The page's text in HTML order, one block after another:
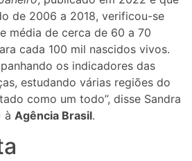
de 2006 a 2018, verificou-se
média de cerca de 60 a 70
cada 100 mil nascidos vivos.
os indicadores das
estudando várias regiões do
como um todo”, disse Sandra
à Agência Brasil.